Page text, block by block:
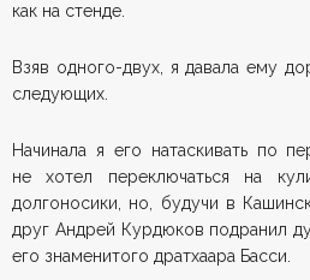
как на стенде.
Взяв одного-двух, я давала ему
следующих.
Начинала я его натаскивать по
не хотел переключаться на
долгоносики, но, будучи в
друг Андрей Курдюков подранил
его знаменитого дратхаара Басси.